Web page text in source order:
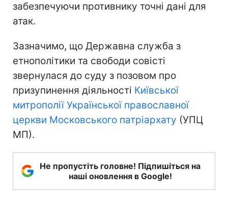
забезпечуючи противнику точні дані для
атак.
Зазначимо, що Державна служба з
етнополітики та свободи совісті
звернулася до суду з позовом про
призупинення діяльності Київської
митрополії Української православної
церкви Московського патріархату (УПЦ
МП).
Не пропустіть головне! Підпишіться на
наші оновлення в Google!